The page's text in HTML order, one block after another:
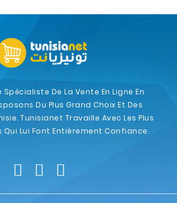
Spécialiste De La Vente En Ligne En
Du Plus Grand Choix Et Des
Tunisianet Travaille Avec Les Plus
Qui Lui Font Entièrement Confiance.